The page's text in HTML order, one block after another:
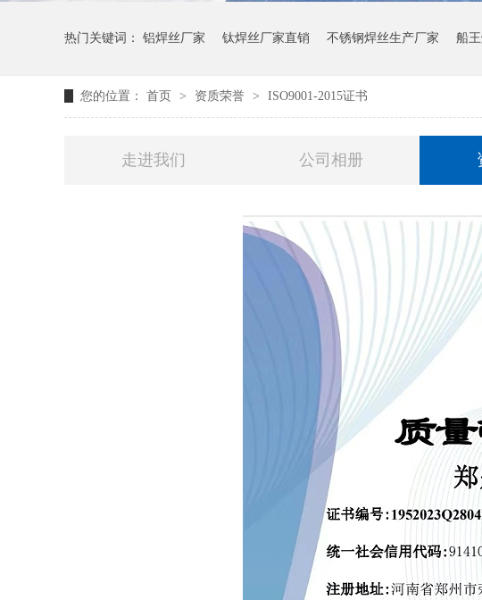
热门关键词： 铝焊丝厂家 钛焊丝厂家直销 不锈钢焊丝生产厂家 船
您的位置： 首页 > 资质荣誉 > ISO9001-2015证书
走进我们 公司相册